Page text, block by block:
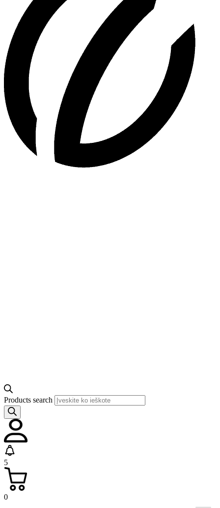
Products search
5
0